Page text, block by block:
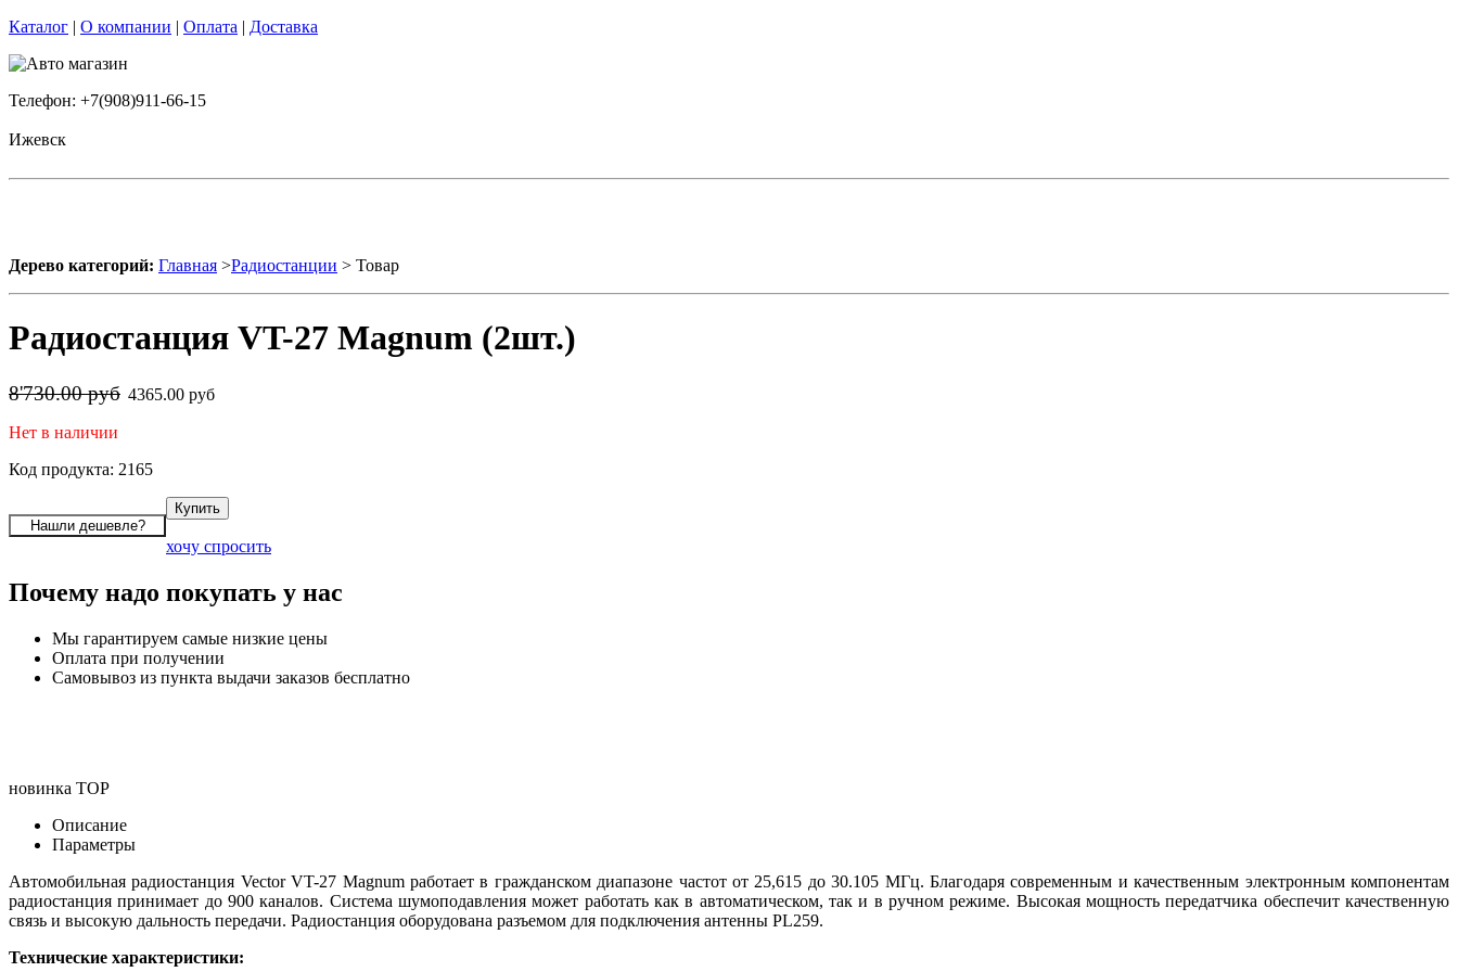
Каталог | О компании | Оплата | Доставка
Телефон: +7(908)911-66-15
Ижевск
Дерево категорий: Главная >Радиостанции > Товар
Радиостанция VT-27 Magnum (2шт.)
8'730.00 руб 4365.00 руб
Нет в наличии
Код продукта: 2165
хочу спросить
Почему надо покупать у нас
Мы гарантируем самые низкие цены
Оплата при получении
Самовывоз из пункта выдачи заказов бесплатно
новинка TOP
Описание
Параметры
Автомобильная радиостанция Vector VT-27 Magnum работает в гражданском диапазоне частот от 25,615 до 30.105 МГц. Благодаря современным и качественным электронным компонентам
радиостанция принимает до 900 каналов. Система шумоподавления может работать как в автоматическом, так и в ручном режиме. Высокая мощность передатчика обеспечит качественную
связь и высокую дальность передачи. Радиостанция оборудована разъемом для подключения антенны PL259.
Технические характеристики: